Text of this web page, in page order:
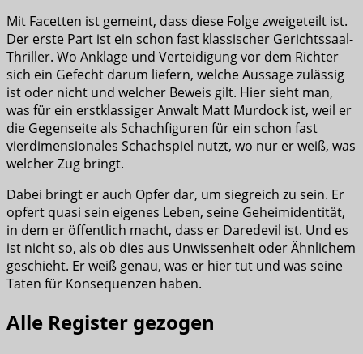
Mit Facetten ist gemeint, dass diese Folge zweigeteilt ist.
Der erste Part ist ein schon fast klassischer Gerichtssaal-
Thriller. Wo Anklage und Verteidigung vor dem Richter
sich ein Gefecht darum liefern, welche Aussage zulässig
ist oder nicht und welcher Beweis gilt. Hier sieht man,
was für ein erstklassiger Anwalt Matt Murdock ist, weil er
die Gegenseite als Schachfiguren für ein schon fast
vierdimensionales Schachspiel nutzt, wo nur er weiß, was
welcher Zug bringt.
Dabei bringt er auch Opfer dar, um siegreich zu sein. Er
opfert quasi sein eigenes Leben, seine Geheimidentität,
in dem er öffentlich macht, dass er Daredevil ist. Und es
ist nicht so, als ob dies aus Unwissenheit oder Ähnlichem
geschieht. Er weiß genau, was er hier tut und was seine
Taten für Konsequenzen haben.
Alle Register gezogen